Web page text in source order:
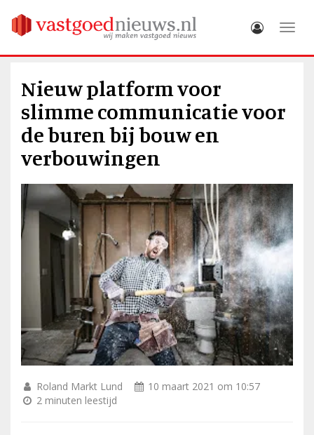
Nieuw platform voor
slimme communicatie voor
de buren bij bouw en
verbouwingen
Roland Markt Lund
10 maart 2021 om 10:57
2 minuten leestijd